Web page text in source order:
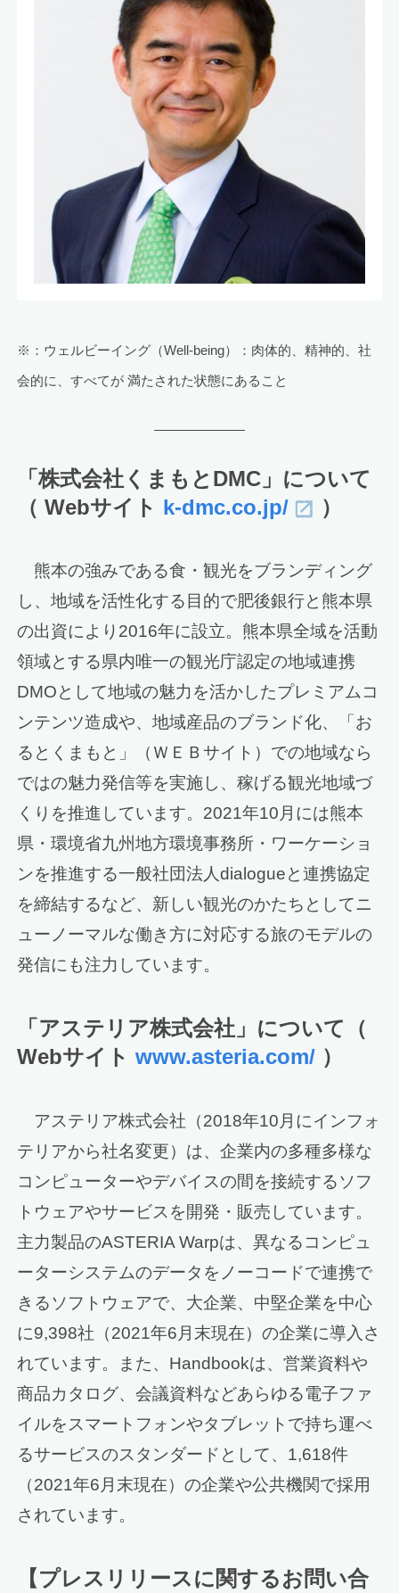
※：ウェルビーイング（Well-being）：肉体的、精神的、社
会的に、すべてが 満たされた状態にあること
「株式会社くまもとDMC」について
（ Webサイト k-dmc.co.jp/ ）
熊本の強みである食・観光をブランディング
し、地域を活性化する目的で肥後銀行と熊本県
の出資により2016年に設立。熊本県全域を活動
領域とする県内唯一の観光庁認定の地域連携
DMOとして地域の魅力を活かしたプレミアムコ
ンテンツ造成や、地域産品のブランド化、「お
るとくまもと」（ＷＥＢサイト）での地域なら
ではの魅力発信等を実施し、稼げる観光地域づ
くりを推進しています。2021年10月には熊本
県・環境省九州地方環境事務所・ワーケーショ
ンを推進する一般社団法人dialogueと連携協定
を締結するなど、新しい観光のかたちとしてニ
ューノーマルな働き方に対応する旅のモデルの
発信にも注力しています。
「アステリア株式会社」について（
Webサイトwww.asteria.com/ ）
アステリア株式会社（2018年10月にインフォ
テリアから社名変更）は、企業内の多種多様な
コンピューターやデバイスの間を接続するソフ
トウェアやサービスを開発・販売しています。
主力製品のASTERIA Warpは、異なるコンピュ
ーターシステムのデータをノーコードで連携で
きるソフトウェアで、大企業、中堅企業を中心
に9,398社（2021年6月末現在）の企業に導入さ
れています。また、Handbookは、営業資料や
商品カタログ、会議資料などあらゆる電子ファ
イルをスマートフォンやタブレットで持ち運べ
るサービスのスタンダードとして、1,618件
（2021年6月末現在）の企業や公共機関で採用
されています。
【プレスリリースに関するお問い合